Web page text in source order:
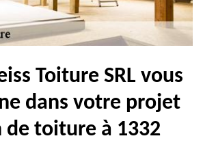
Toiture SRL vous
dans votre projet
toiture à 1332